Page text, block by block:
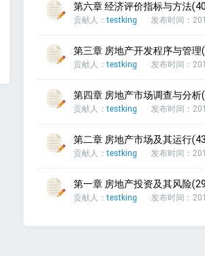
第六章 经济评价指标与方法
贡献人：testking 发布时间：
第三章 房地产开发程序与管理
贡献人：testking 发布时间：
第四章 房地产市场调查与分析
贡献人：testking 发布时间：
第二章 房地产市场及其运行
贡献人：testking 发布时间：
第一章 房地产投资及其风险
贡献人：testking 发布时间：